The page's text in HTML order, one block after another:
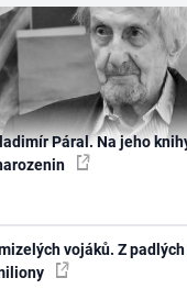
Páral. Na jeho
vojáků. Z